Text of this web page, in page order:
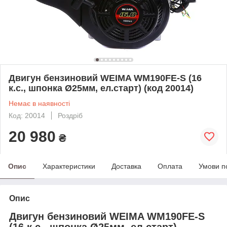
Двигун бензиновий WEIMA WM190FE-S (16
к.с., шпонка Ø25мм, ел.старт) (код 20014)
Немає в наявності
Код: 20014
Роздріб
20 980 ₴
Опис Характеристики Доставка Оплата Умови
Опис
Двигун бензиновий WEIMA WM190FE-S